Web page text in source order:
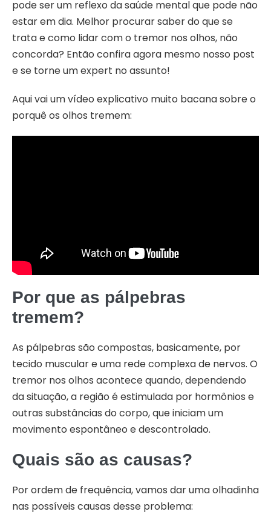
pode ser um reflexo da saúde mental que pode não
estar em dia. Melhor procurar saber do que se
trata e como lidar com o tremor nos olhos, não
concorda? Então confira agora mesmo nosso post
e se torne um expert no assunto!
Aqui vai um vídeo explicativo muito bacana sobre o
porquê os olhos tremem:
Por que as pálpebras
tremem?
As pálpebras são compostas, basicamente, por
tecido muscular e uma rede complexa de nervos. O
tremor nos olhos acontece quando, dependendo
da situação, a região é estimulada por hormônios e
outras substâncias do corpo, que iniciam um
movimento espontâneo e descontrolado.
Quais são as causas?
Por ordem de frequência, vamos dar uma olhadinha
nas possíveis causas desse problema: